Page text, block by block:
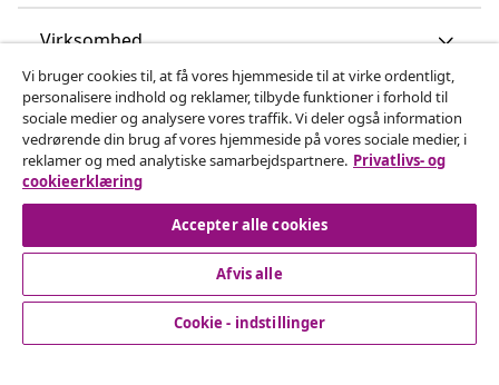
Virksomhed
vidaXL
Opdag mere
© 2008-2026 www.vidaxl.dk er et website under vidaXL
Vi bruger cookies til, at få vores hjemmeside til at virke ordentligt,
personalisere indhold og reklamer, tilbyde funktioner i forhold til
sociale medier og analysere vores traffik. Vi deler også information
vedrørende din brug af vores hjemmeside på vores sociale medier, i
reklamer og med analytiske samarbejdspartnere. Privatlivs- og
cookieerklæring
Accepter alle cookies
Afvis alle
Cookie - indstillinger